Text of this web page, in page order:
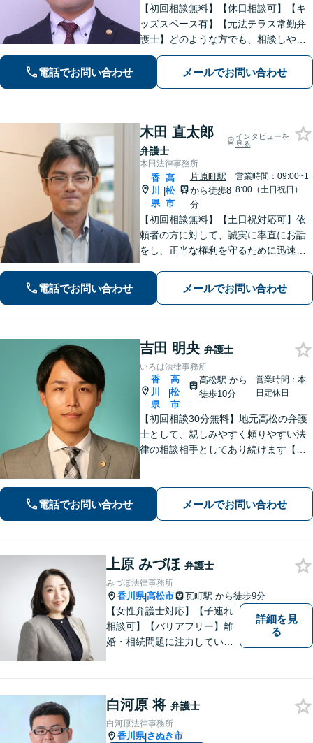
【初回相談無料】【休日相談可】【キ
ッズスペース有】【元法テラス常勤弁
護士】どのような方でも、相談しやす
い環境を整えています。依頼者様に寄
り添った対応を心がけています。【離
婚・男女問題】DV被害へ積極的に対
電話でお問い合わせ メールでお問い合わせ
木田 直太郎
弁護士
インタビューを
見る
木田法律事務所
香
川
県
|
高
松
市
片原町駅
から徒歩8
分
営業時間：09:00~1
8:00（土日祝日）
【初回相談無料】【土日祝対応可】依
頼者の方に対して、誠実に率直にお話
をし、正当な権利を守るために迅速に
テラン弁護士のノウハウと、若手弁護
士のフットワークで、依頼者の方の多
電話でお問い合わせ メールでお問い合わせ
吉田 明央 弁護士
いろは法律事務所
香
川
県
|
高
松
市
高松駅 から
徒歩10分
営業時間：本
日定休日
【初回相談30分無料】地元高松の弁護
士として、親しみやすく頼りやすい法
律の相談相手としてあり続けます【相
【離婚問題】不貞慰謝料の請求する側
／された側、双方に対応【弁護士歴10
電話でお問い合わせ メールでお問い合わせ
上原 みづほ 弁護士
みづほ法律事務所
香川県|高松市 瓦町駅 から徒歩9分
【女性弁護士対応】【子連れ
相談可】【バリアフリー】離
婚・相続問題に注力していま
詳細を見
る
白河原 将 弁護士
白河原法律事務所
香川県|さぬき市